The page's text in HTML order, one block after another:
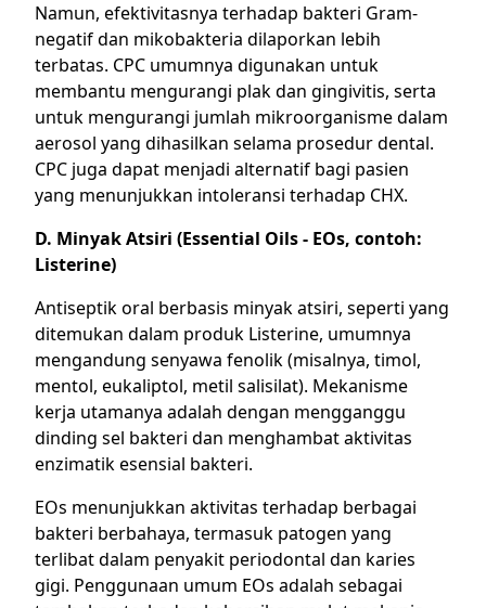
Namun, efektivitasnya terhadap bakteri Gram-
negatif dan mikobakteria dilaporkan lebih
terbatas. CPC umumnya digunakan untuk
membantu mengurangi plak dan gingivitis, serta
untuk mengurangi jumlah mikroorganisme dalam
aerosol yang dihasilkan selama prosedur dental.
CPC juga dapat menjadi alternatif bagi pasien
yang menunjukkan intoleransi terhadap CHX.
D. Minyak Atsiri (Essential Oils - EOs, contoh:
Listerine)
Antiseptik oral berbasis minyak atsiri, seperti yang
ditemukan dalam produk Listerine, umumnya
mengandung senyawa fenolik (misalnya, timol,
mentol, eukaliptol, metil salisilat). Mekanisme
kerja utamanya adalah dengan mengganggu
dinding sel bakteri dan menghambat aktivitas
enzimatik esensial bakteri.
EOs menunjukkan aktivitas terhadap berbagai
bakteri berbahaya, termasuk patogen yang
terlibat dalam penyakit periodontal dan karies
gigi. Penggunaan umum EOs adalah sebagai